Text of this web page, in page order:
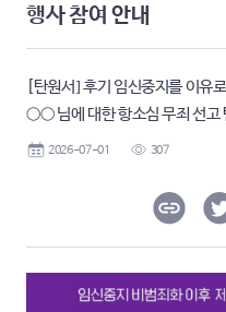
행사 참여 안내
[탄원서] 후기 임신중지를 이유
○○ 님에 대한 항소심 무죄 선고
2026-07-01 307